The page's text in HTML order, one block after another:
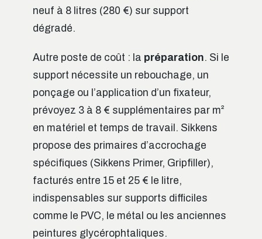
neuf à 8 litres (280 €) sur support
dégradé.
Autre poste de coût : la préparation. Si le
support nécessite un rebouchage, un
ponçage ou l’application d’un fixateur,
prévoyez 3 à 8 € supplémentaires par m²
en matériel et temps de travail. Sikkens
propose des primaires d’accrochage
spécifiques (Sikkens Primer, Gripfiller),
facturés entre 15 et 25 € le litre,
indispensables sur supports difficiles
comme le PVC, le métal ou les anciennes
peintures glycérophtaliques.